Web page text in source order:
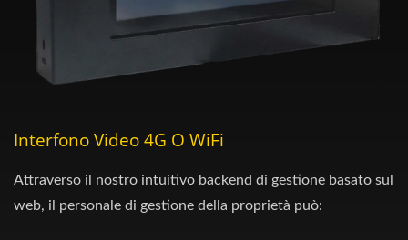
Interfono Video 4G O WiFi
Attraverso il nostro intuitivo backend di gestione basato sul
web, il personale di gestione della proprietà può: